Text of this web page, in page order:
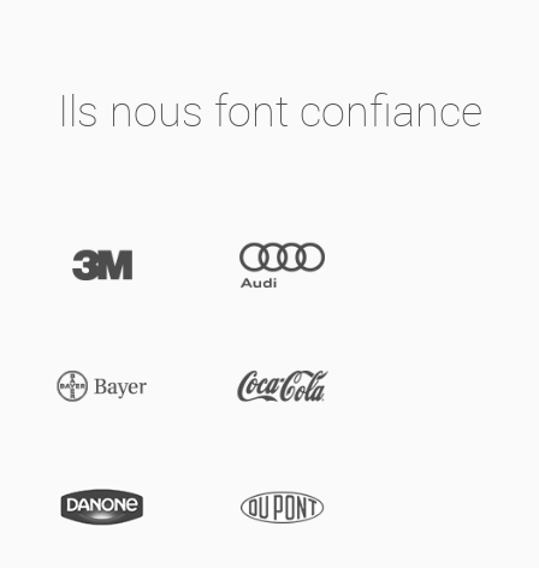
Ils nous font confiance